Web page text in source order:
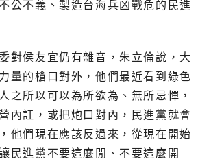
公不義、製造台海兵凶戰危的民進
對侯友宜仍有雜音，朱立倫說，大
量的槍口對外，他們最近看到綠色
之所以可以為所欲為、無所忌憚，
內訌，或把炮口對內，民進黨就會
他們現在應該反過來，從現在開始
民進黨不要這麼閒、不要這麼開